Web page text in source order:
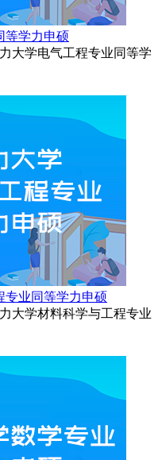
等学力申硕
大学电气工程专业同等学
专业同等学力申硕
大学材料科学与工程专业